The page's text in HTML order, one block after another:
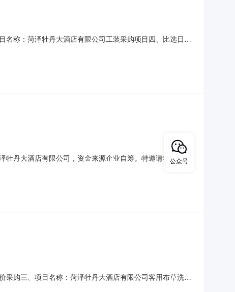
称：菏泽牡丹大酒店有限公司工装采购项目四、比选日
丹大酒店有限公司，资金来源企业自筹。特邀请符合要求
9.804万元。
购三、项目名称：菏泽牡丹大酒店有限公司客用布草洗涤
公众号